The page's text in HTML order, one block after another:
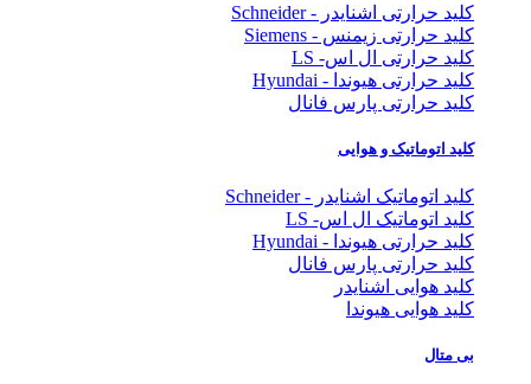
کلید حرارتی اشنایدر - Schneider
کلید حرارتی زیمنس - Siemens
کلید حرارتی ال اس- LS
کلید حرارتی هیوندا - Hyundai
کلید حرارتی پارس فانال
کلید اتوماتیک و هوایی
کلید اتوماتیک اشنایدر - Schneider
کلید اتوماتیک ال اس- LS
کلید حرارتی هیوندا - Hyundai
کلید حرارتی پارس فانال
کلید هوایی اشنایدر
کلید هوایی هیوندا
بی متال